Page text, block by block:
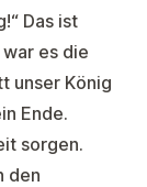
Das ist
es die
unser König
Ende.
sorgen.
den